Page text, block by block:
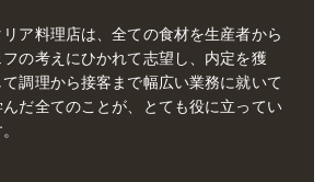
ア料理店は、全ての食材を生産者から
の考えにひかれて志望し、内定を獲
調理から接客まで幅広い業務に就いて
だ全てのことが、とても役に立ってい